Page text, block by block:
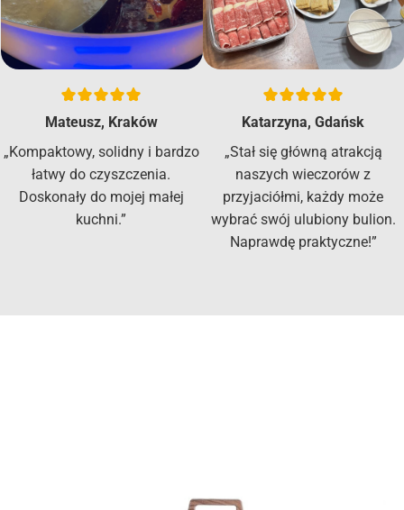
Mateusz, Kraków
„Kompaktowy, solidny i bardzo
łatwy do czyszczenia.
Doskonały do mojej małej
kuchni.”
Katarzyna, Gdańsk
„Stał się główną atrakcją
naszych wieczorów z
przyjaciółmi, każdy może
wybrać swój ulubiony bulion.
Naprawdę praktyczne!”